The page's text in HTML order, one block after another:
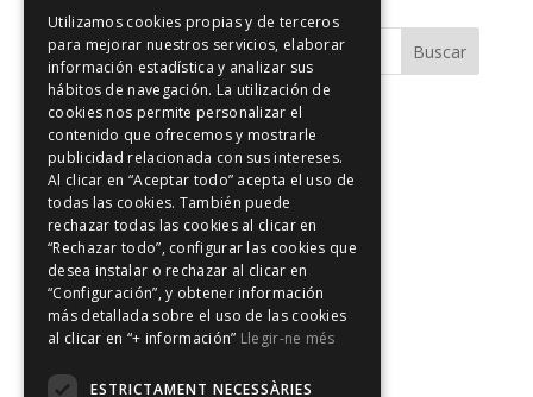
Comentarios recientes
Archivos
Categorías
No hay categorías
Acceder
Utilizamos cookies propias y de terceros
para mejorar nuestros servicios, elaborar
información estadística y analizar sus
hábitos de navegación. La utilización de
cookies nos permite personalizar el
contenido que ofrecemos y mostrarle
publicidad relacionada con sus intereses.
Al clicar en “Aceptar todo” acepta el uso de
todas las cookies. También puede
rechazar todas las cookies al clicar en
“Rechazar todo”, configurar las cookies que
desea instalar o rechazar al clicar en
“Configuración”, y obtener información
más detallada sobre el uso de las cookies
al clicar en “+ información” Llegir-ne més
ESTRICTAMENT NECESSÀRIES